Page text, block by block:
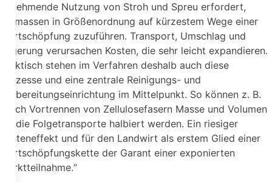
zunehmende Nutzung von Stroh und Spreu erfordert,
Biomassen in Größenordnung auf kürzestem Wege einer
Wertschöpfung zuzuführen. Transport, Umschlag und
Lagerung verursachen Kosten, die sehr leicht expandieren.
Praktisch stehen im Verfahren deshalb auch diese
Prozesse und eine zentrale Reinigungs- und
Aufbereitungseinrichtung im Mittelpunkt. So können z. B.
durch Vortrennen von Zellulosefasern Masse und Volumen
für die Folgetransporte halbiert werden. Ein riesiger
Kosteneffekt und für den Landwirt als erstem Glied einer
Wertschöpfungskette der Garant einer exponierten
Marktteilnahme.“